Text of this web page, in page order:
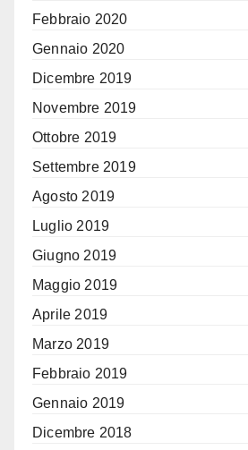
Febbraio 2020
Gennaio 2020
Dicembre 2019
Novembre 2019
Ottobre 2019
Settembre 2019
Agosto 2019
Luglio 2019
Giugno 2019
Maggio 2019
Aprile 2019
Marzo 2019
Febbraio 2019
Gennaio 2019
Dicembre 2018